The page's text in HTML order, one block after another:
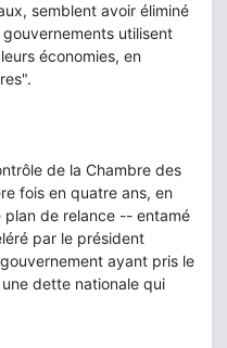
semblent avoir éliminé
utilisent
économies, en
de la Chambre des
fois en quatre ans, en
de relance -- entamé
par le président
ayant pris le
dette nationale qui